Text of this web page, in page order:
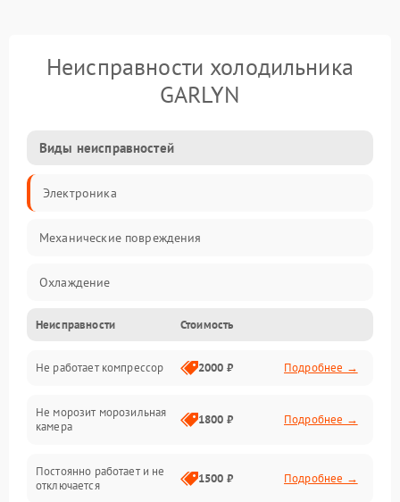
Неисправности холодильника
GARLYN
Виды неисправностей
Электроника
Механические повреждения
Охлаждение
Механика
Электропитание
Дренаж
Неисправности Стоимость
Не работает компрессор 2000 ₽ Подробнее →
Не морозит морозильная
камера
1800 ₽ Подробнее →
Постоянно работает и не
отключается
1500 ₽ Подробнее →